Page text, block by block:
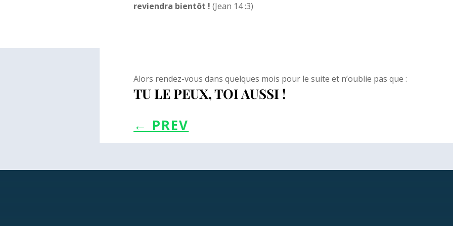
reviendra bientôt !(Jean 14 :3)
Alors rendez-vous dans quelques mois pour le suite et n’oublie pas que :
TU LE PEUX, TOI AUSSI !
← PREV